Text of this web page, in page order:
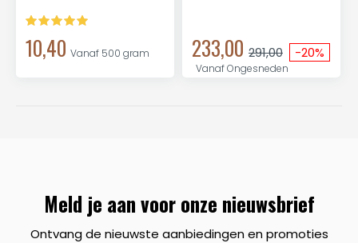
10,40 Vanaf 500 gram 233,00 291,00 -20%
Vanaf Ongesneden
Meld je aan voor onze nieuwsbrief
Ontvang de nieuwste aanbiedingen en promoties